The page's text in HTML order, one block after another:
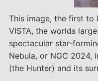
This image, the first to
VISTA, the worlds
spectacular star-
Nebula, or NGC 2024,
(the Hunter) and its